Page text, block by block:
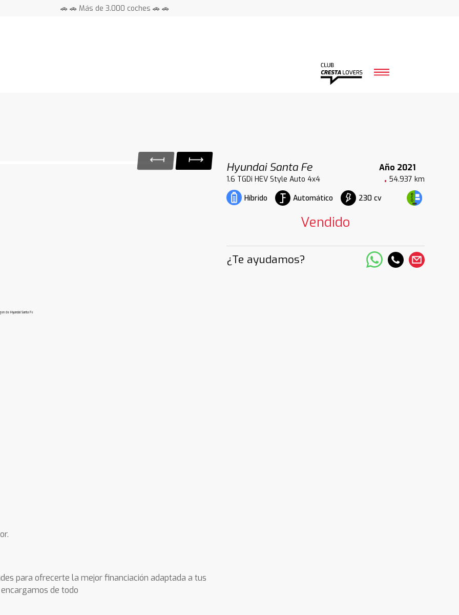
🚗 🚗 Más de 3.000 coches 🚗 🚗
Hyundai Santa Fe
Año 2021
1.6 TGDi HEV Style Auto 4x4
54.937 km
Híbrido
Automático 230 cv
Vendido
¿Te ayudamos?
para ofrecerte la mejor financiación adaptada a tus
de todo